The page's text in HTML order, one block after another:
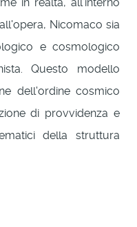
Nicomaco sia
e cosmologico
Questo modello
dell'ordine cosmico
di provvidenza e
della struttura